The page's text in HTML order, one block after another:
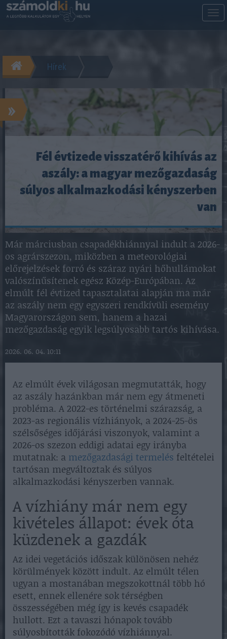
Hírek
»
Fél évtizede visszatérő kihívás az
aszály: a magyar mezőgazdaság
súlyos alkalmazkodási kényszerben
van
Már márciusban csapadékhiánnyal indult a 2026-
os agrárszezon, miközben a meteorológiai
előrejelzések forró és száraz nyári hőhullámokat
valószínűsítenek egész Közép-Európában. Az
elmúlt fél évtized tapasztalatai alapján ma már
az aszály nem egy egyszeri rendkívüli esemény
Magyarországon sem, hanem a hazai
mezőgazdaság egyik legsúlyosabb tartós kihívása.
2026. 06. 04. 10:11
Az elmúlt évek világosan megmutatták, hogy
az aszály hazánkban már nem egy átmeneti
probléma. A 2022-es történelmi szárazság, a
2023-as regionális vízhiányok, a 2024-25-ös
szélsőséges időjárási viszonyok, valamint a
2026-os szezon eddigi adatai egy irányba
mutatnak: a mezőgazdasági termelés feltételei
tartósan megváltoztak és súlyos
alkalmazkodási kényszerben vannak.
A vízhiány már nem egy
kivételes állapot: évek óta
küzdenek a gazdák
Az idei vegetációs időszak különösen nehéz
körülmények között indult. Az elmúlt télen
ugyan a mostanában megszokottnál több hó
esett, ennek ellenére sok térségben
összességében még így is kevés csapadék
hullott. Ezt a tavaszi hónapok tovább
súlyosbították fokozódó vízhiánnyal.